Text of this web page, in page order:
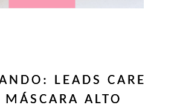
LEADS CARE
MÁSCARA ALTO